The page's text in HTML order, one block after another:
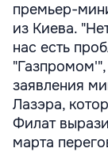
премьер-
из Киева.
нас есть
заявления
Лазэра,
Филат
марта